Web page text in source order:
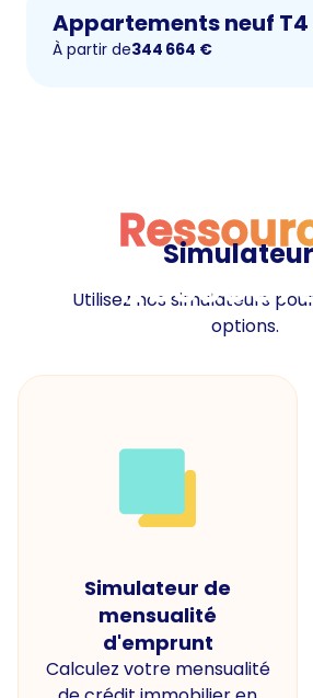
Appartements neuf T4
À partir de344 664 €
Utilisez nos simulateurs
options.
Simulateur de
mensualité
d'emprunt
Calculez votre mensualité